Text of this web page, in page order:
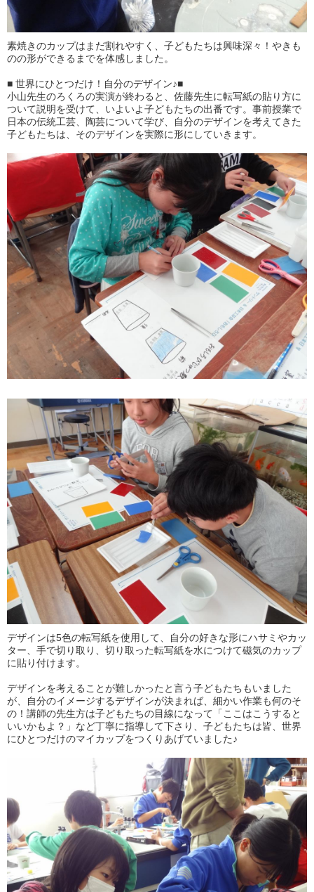
素焼きのカップはまだ割れやすく、子どもたちは興味深々！やきも
のの形ができるまでを体感しました。
■ 世界にひとつだけ！自分のデザイン♪■
小山先生のろくろの実演が終わると、佐藤先生に転写紙の貼り方に
ついて説明を受けて、いよいよ子どもたちの出番です。事前授業で
日本の伝統工芸、陶芸について学び、自分のデザインを考えてきた
子どもたちは、そのデザインを実際に形にしていきます。
デザインは5色の転写紙を使用して、自分の好きな形にハサミやカッ
ター、手で切り取り、切り取った転写紙を水につけて磁気のカップ
に貼り付けます。
デザインを考えることが難しかったと言う子どもたちもいました
が、自分のイメージするデザインが決まれば、細かい作業も何のそ
の！講師の先生方は子どもたちの目線になって「ここはこうすると
いいかもよ？」など丁寧に指導して下さり、子どもたちは皆、世界
にひとつだけのマイカップをつくりあげていました♪